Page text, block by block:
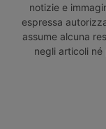
notizie e
espressa
assume alcuna
negli articoli